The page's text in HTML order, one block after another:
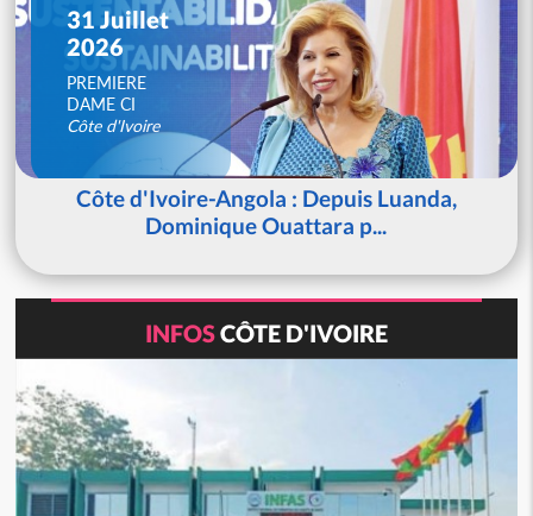
31 Juillet
2026
PREMIERE
DAME CI
Côte d'Ivoire
Côte d'Ivoire-Angola : Depuis Luanda,
Dominique Ouattara p...
INFOSCÔTE D'IVOIRE